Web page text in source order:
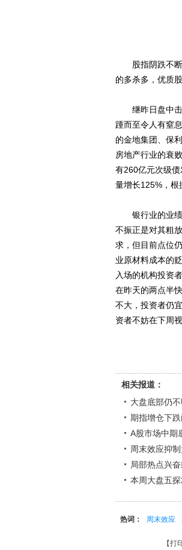
股指阴跌不断
的多杀多，优质
继昨日盘中击
踵而至令人有窒
的金地集团、保
房地产行业的衰
有260亿元次级
量增长125%，根
银行业的业绩
不振正是对其粗
求，但目前点位
业原材料成本的
入场的机构投资
在昨天的两点半
不大，投资者仍
资者不妨在下周
相关报道：
大盘底部仍
期指增仓下
A股市场中期
周末效应抑
局部热点兴
本周大盘五
热词： 周末效应
【打